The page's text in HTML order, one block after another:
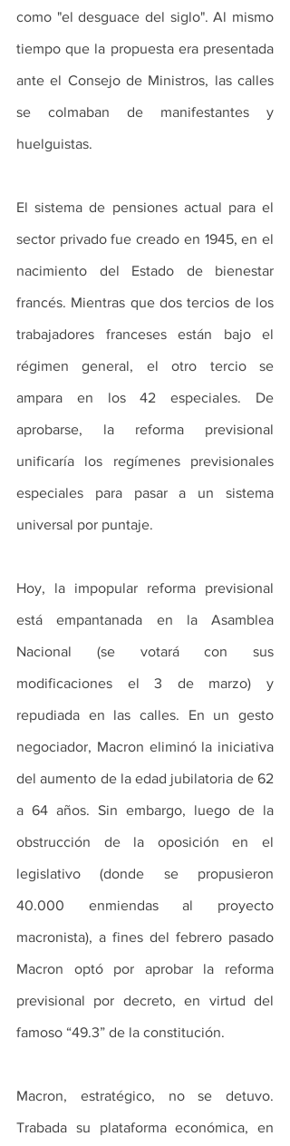
como "el desguace del siglo". Al mismo
tiempo que la propuesta era presentada
ante el Consejo de Ministros, las calles
se colmaban de manifestantes y
huelguistas.
El sistema de pensiones actual para el
sector privado fue creado en 1945, en el
nacimiento del Estado de bienestar
francés. Mientras que dos tercios de los
trabajadores franceses están bajo el
régimen general, el otro tercio se
ampara en los 42 especiales. De
aprobarse, la reforma previsional
unificaría los regímenes previsionales
especiales para pasar a un sistema
universal por puntaje.
Hoy, la impopular reforma previsional
está empantanada en la Asamblea
Nacional (se votará con sus
modificaciones el 3 de marzo) y
repudiada en las calles. En un gesto
negociador, Macron eliminó la iniciativa
del aumento de la edad jubilatoria de 62
a 64 años. Sin embargo, luego de la
obstrucción de la oposición en el
legislativo (donde se propusieron
40.000 enmiendas al proyecto
macronista), a fines del febrero pasado
Macron optó por aprobar la reforma
previsional por decreto, en virtud del
famoso “49.3” de la constitución.
Macron, estratégico, no se detuvo.
Trabada su plataforma económica, en